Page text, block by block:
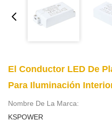
El Conductor LED De
Para Iluminación
Nombre De La Marca:
KSPOWER